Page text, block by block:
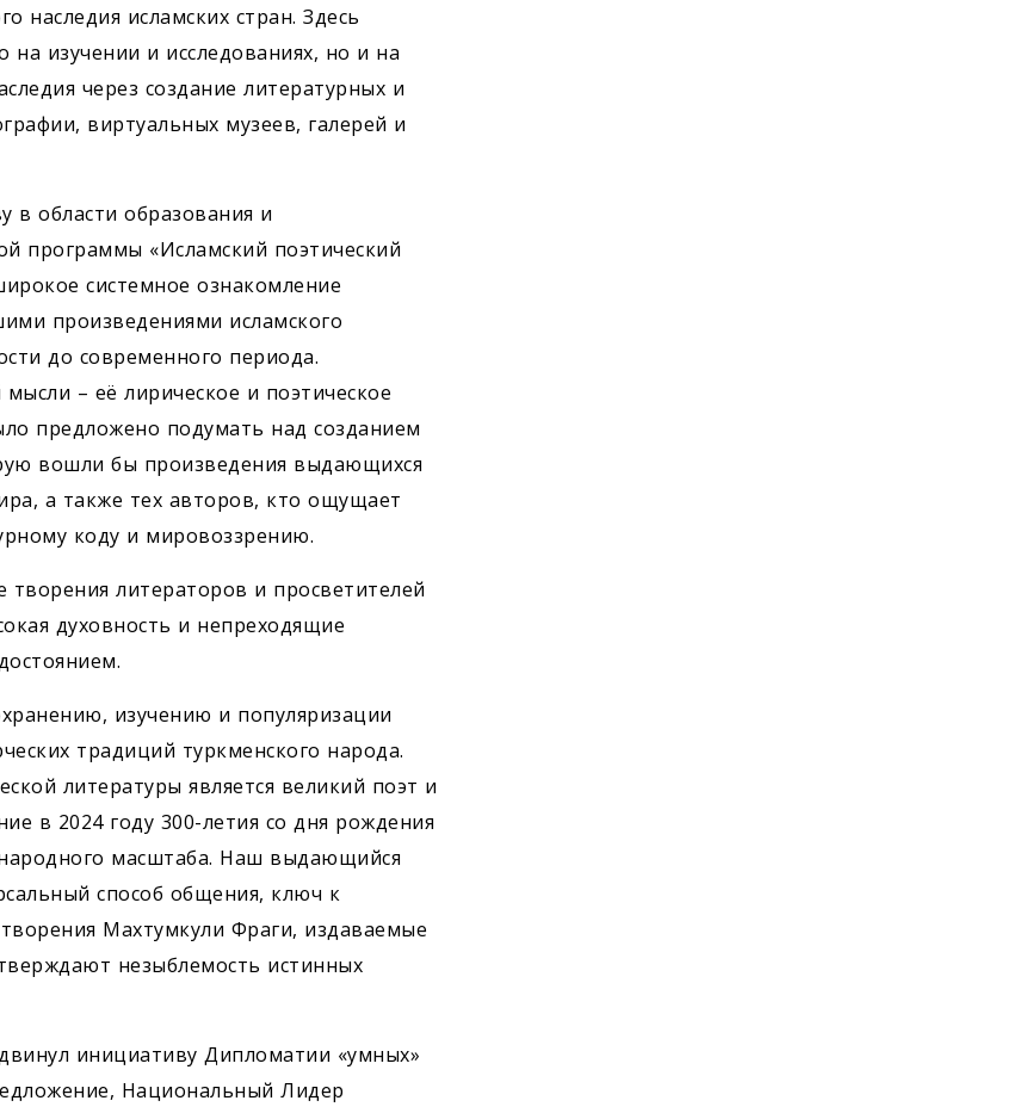
наследия исламских стран. Здесь
на изучении и исследованиях, но и на
через создание литературных и
виртуальных музеев, галерей и
в области образования и
программы «Исламский поэтический
системное ознакомление
произведениями исламского
до современного периода.
– её лирическое и поэтическое
предложено подумать над созданием
вошли бы произведения выдающихся
а также тех авторов, кто ощущает
коду и мировоззрению.
творения литераторов и просветителей
духовность и непреходящие
изу­чению и популяризации
традиций туркменского народа.
литературы является великий поэт и
в 2024 году 300-летия со дня рождения
масштаба. Наш выдающийся
способ общения, ключ к
Махтумкули Фраги, издаваемые
незыблемость истинных
инициативу Дипломатии «умных»
Национальный Лидер